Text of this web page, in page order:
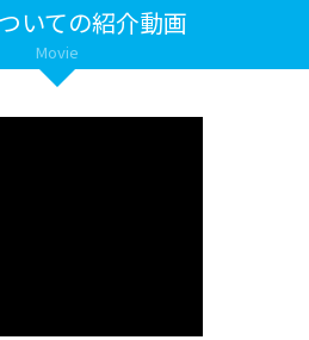
いての紹介動画
Movie